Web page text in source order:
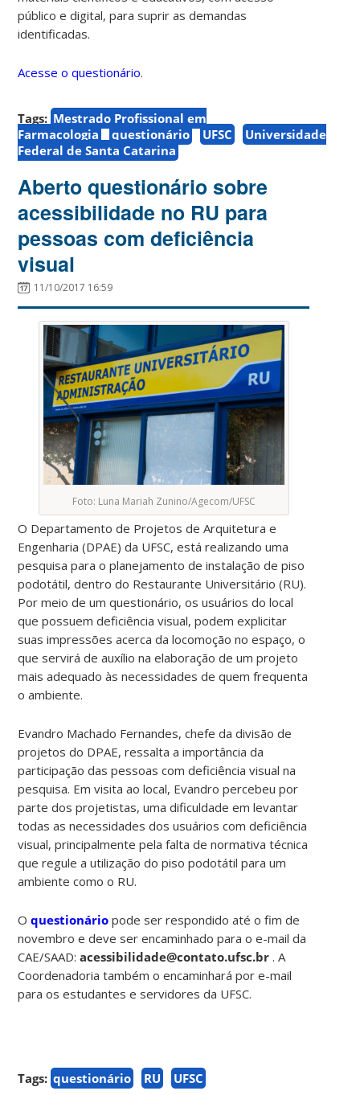
público e digital, para suprir as demandas
identificadas.
Acesse o questionário.
Tags: Mestrado Profissional em
Farmacologia
questionário UFSC
Universidade
Federal de Santa Catarina
Aberto questionário sobre
acessibilidade no RU para
pessoas com deficiência
visual
11/10/2017 16:59
Foto: Luna Mariah Zunino/Agecom/UFSC
O Departamento de Projetos de Arquitetura e
Engenharia (DPAE) da UFSC, está realizando uma
pesquisa para o planejamento de instalação de piso
podotátil, dentro do Restaurante Universitário (RU).
Por meio de um questionário, os usuários do local
que possuem deficiência visual, podem explicitar
suas impressões acerca da locomoção no espaço, o
que servirá de auxílio na elaboração de um projeto
mais adequado às necessidades de quem frequenta
o ambiente.
Evandro Machado Fernandes, chefe da divisão de
projetos do DPAE, ressalta a importância da
participação das pessoas com deficiência visual na
pesquisa. Em visita ao local, Evandro percebeu por
parte dos projetistas, uma dificuldade em levantar
todas as necessidades dos usuários com deficiência
visual, principalmente pela falta de normativa técnica
que regule a utilização do piso podotátil para um
ambiente como o RU.
Oquestionário pode ser respondido até o fim de
novembro e deve ser encaminhado para o e-mail da
CAE/SAAD:acessibilidade@contato.ufsc.br . A
Coordenadoria também o encaminhará por e-mail
para os estudantes e servidores da UFSC.
Tags: questionário RU UFSC